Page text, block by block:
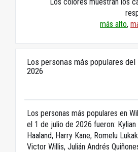
más alto,
Los personas más populares
2026
Los personas más populares en
el 1 de julio de 2026 fueron: Kylian
Haaland, Harry Kane, Romelu
Victor Willis, Julián Andrés